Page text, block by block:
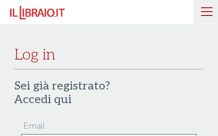
Log in
Sei già registrato?
Accedi qui
Email